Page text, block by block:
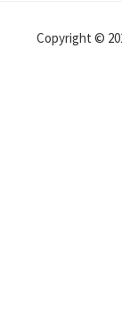
Copyright ©